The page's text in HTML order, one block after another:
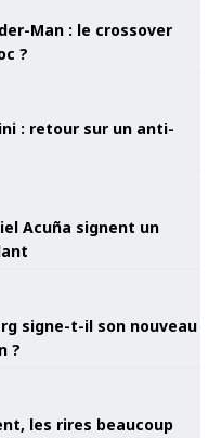
Man : le crossover
?
: retour sur un anti-
Acuña signent un
signe-t-il son nouveau
?
les rires beaucoup